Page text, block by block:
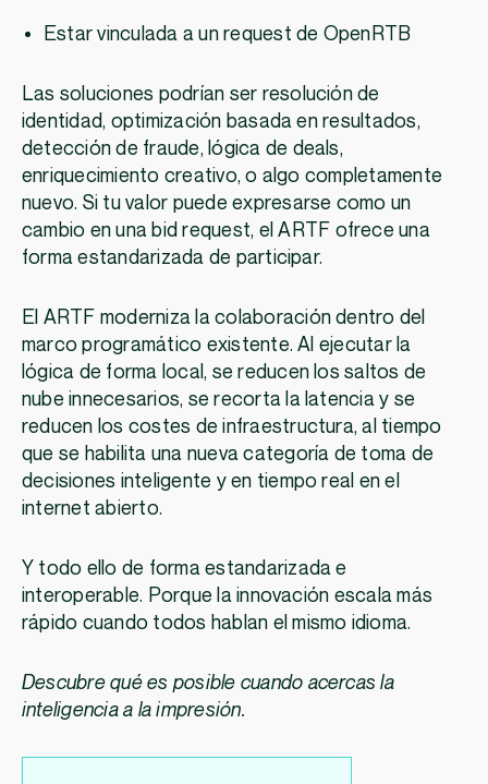
Estar vinculada a un request de OpenRTB
Las soluciones podrían ser resolución de
identidad, optimización basada en resultados,
detección de fraude, lógica de deals,
enriquecimiento creativo, o algo completamente
nuevo. Si tu valor puede expresarse como un
cambio en una bid request, el ARTF ofrece una
forma estandarizada de participar.
El ARTF moderniza la colaboración dentro del
marco programático existente. Al ejecutar la
lógica de forma local, se reducen los saltos de
nube innecesarios, se recorta la latencia y se
reducen los costes de infraestructura, al tiempo
que se habilita una nueva categoría de toma de
decisiones inteligente y en tiempo real en el
internet abierto.
Y todo ello de forma estandarizada e
interoperable. Porque la innovación escala más
rápido cuando todos hablan el mismo idioma.
Descubre qué es posible cuando acercas la
inteligencia a la impresión.